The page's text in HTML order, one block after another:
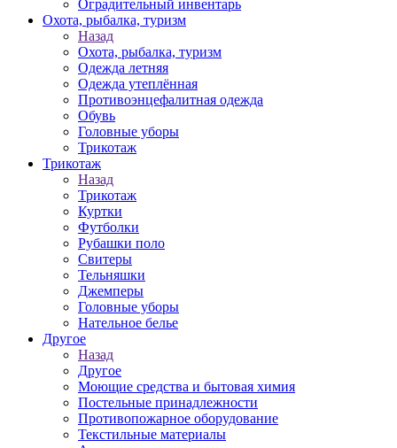
Оградительный инвентарь
Охота, рыбалка, туризм
Назад
Охота, рыбалка, туризм
Одежда летняя
Одежда утеплённая
Противоэнцефалитная одежда
Обувь
Головные уборы
Трикотаж
Трикотаж
Назад
Трикотаж
Куртки
Футболки
Рубашки поло
Свитеры
Тельняшки
Джемперы
Головные уборы
Нательное белье
Другое
Назад
Другое
Моющие средства и бытовая химия
Постельные принадлежности
Противопожарное оборудование
Текстильные материалы